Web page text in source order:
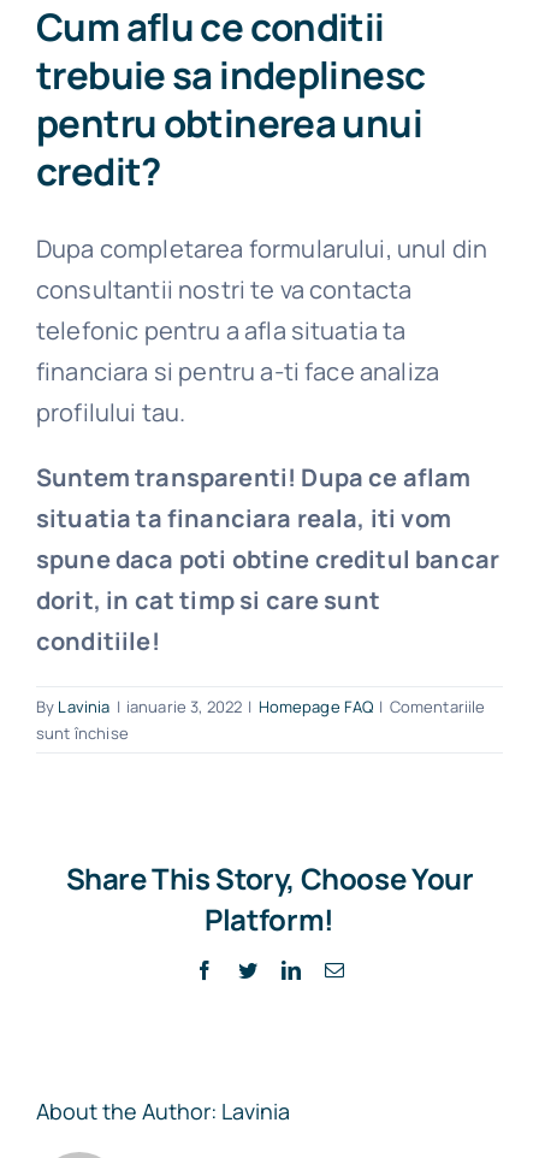
Cum aflu ce conditii
trebuie sa indeplinesc
pentru obtinerea unui
credit?
Dupa completarea formularului, unul din
consultantii nostri te va contacta
telefonic pentru a afla situatia ta
financiara si pentru a-ti face analiza
profilului tau.
Suntem transparenti! Dupa ce aflam
situatia ta financiara reala, iti vom
spune daca poti obtine creditul bancar
dorit, in cat timp si care sunt
conditiile!
By Lavinia | ianuarie 3, 2022 | Homepage FAQ | Comentariile
sunt închise
Share This Story, Choose Your
Platform!
About the Author: Lavinia